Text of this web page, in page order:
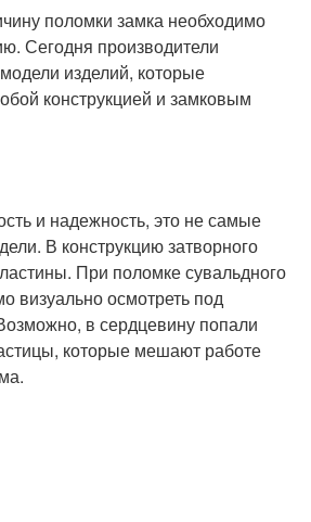
поломки замка необходимо
Сегодня производители
изделий, которые
конструкцией и замковым
и надежность, это не самые
В конструкцию затворного
При поломке сувальдного
визуально осмотреть под
в сердцевину попали
которые мешают работе